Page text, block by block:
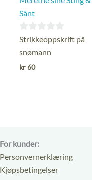
Sånt
0
ut
av
Strikkeoppskrift på
snømann
kr60
For kunder:
Personvernerklæring
Kjøpsbetingelser